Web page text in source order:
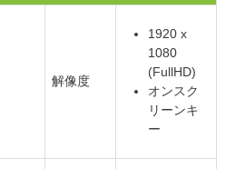
解像度
1920 x
1080
(FullHD)
オンスク
リーンキ
ー